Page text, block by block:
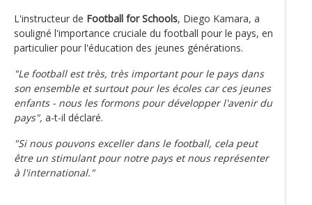
L'instructeur de Football for Schools, Diego Kamara, a
souligné l'importance cruciale du football pour le pays, en
particulier pour l'éducation des jeunes générations.
"Le football est très, très important pour le pays dans
son ensemble et surtout pour les écoles car ces jeunes
enfants - nous les formons pour développer l'avenir du
pays", a-t-il déclaré.
"Si nous pouvons exceller dans le football, cela peut
être un stimulant pour notre pays et nous représenter
à l'international."